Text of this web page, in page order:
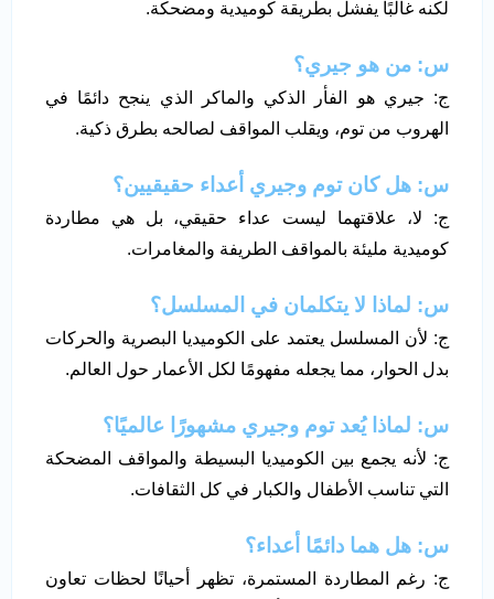
لكنه غالبًا يفشل بطريقة كوميدية ومضحكة.
س: من هو جيري؟
ج: جيري هو الفأر الذكي والماكر الذي ينجح دائمًا في
الهروب من توم، ويقلب المواقف لصالحه بطرق ذكية.
س: هل كان توم وجيري أعداء حقيقيين؟
ج: لا، علاقتهما ليست عداء حقيقي، بل هي مطاردة
كوميدية مليئة بالمواقف الطريفة والمغامرات.
س: لماذا لا يتكلمان في المسلسل؟
ج: لأن المسلسل يعتمد على الكوميديا البصرية والحركات
بدل الحوار، مما يجعله مفهومًا لكل الأعمار حول العالم.
س: لماذا يُعد توم وجيري مشهورًا عالميًا؟
ج: لأنه يجمع بين الكوميديا البسيطة والمواقف المضحكة
التي تناسب الأطفال والكبار في كل الثقافات.
س: هل هما دائمًا أعداء؟
ج: رغم المطاردة المستمرة، تظهر أحيانًا لحظات تعاون